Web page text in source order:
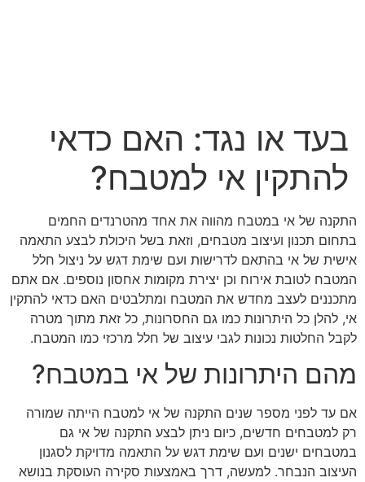
בעד או נגד: האם כדאי
להתקין אי למטבח?
התקנה של אי במטבח מהווה את אחד מהטרנדים החמים
בתחום תכנון ועיצוב מטבחים, וזאת בשל היכולת לבצע התאמה
אישית של אי בהתאם לדרישות ועם שימת דגש על ניצול חלל
המטבח לטובת אירוח וכן יצירת מקומות אחסון נוספים. אם אתם
מתכננים לעצב מחדש את המטבח ומתלבטים האם כדאי להתקין
אי, להלן כל היתרונות כמו גם החסרונות, כל זאת מתוך מטרה
לקבל החלטות נכונות לגבי עיצוב של חלל מרכזי כמו המטבח.
מהם היתרונות של אי במטבח?
אם עד לפני מספר שנים התקנה של אי למטבח הייתה שמורה
רק למטבחים חדשים, כיום ניתן לבצע התקנה של אי גם
במטבחים ישנים ועם שימת דגש על התאמה מדויקת לסגנון
העיצוב הנבחר. למעשה, דרך באמצעות סקירה העוסקת בנושא